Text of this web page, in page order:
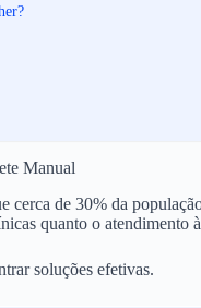
Manual
de 30% da
quanto o atendimento
soluções efetivas.